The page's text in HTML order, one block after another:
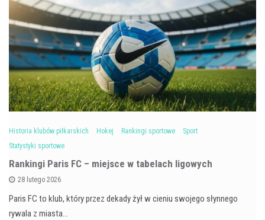
Historia klubów piłkarskich Hokej Rankingi sportowe
Sport
Statystyki sportowe
Rankingi Paris FC – miejsce w tabelach ligowych
28 lutego 2026
Paris FC to klub, który przez dekady żył w cieniu swojego słynnego
rywala z miasta…